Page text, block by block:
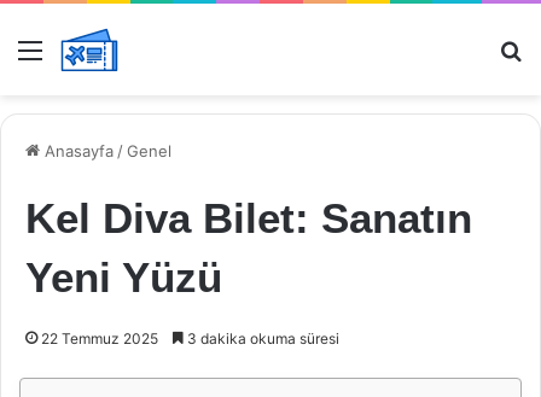
Menü
Anasayfa /Genel
Kel Diva Bilet: Sanatın
Yeni Yüzü
22 Temmuz 2025 3 dakika okuma süresi